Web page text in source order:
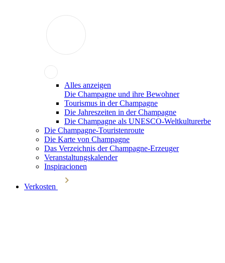
Alles anzeigen
Die Champagne und ihre Bewohner
Tourismus in der Champagne
Die Jahreszeiten in der Champagne
Die Champagne als UNESCO-Weltkulturerbe
Die Champagne-Touristenroute
Die Karte von Champagne
Das Verzeichnis der Champagne-Erzeuger
Veranstaltungskalender
Inspiracionen
Verkosten